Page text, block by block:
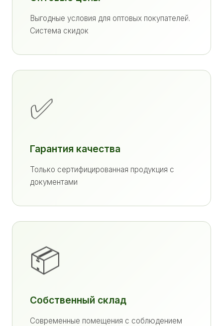
Выгодные условия для оптовых покупателей.
Система скидок
✅
Гарантия качества
Только сертифицированная продукция с
документами
📦
Собственный склад
Современные помещения с соблюдением